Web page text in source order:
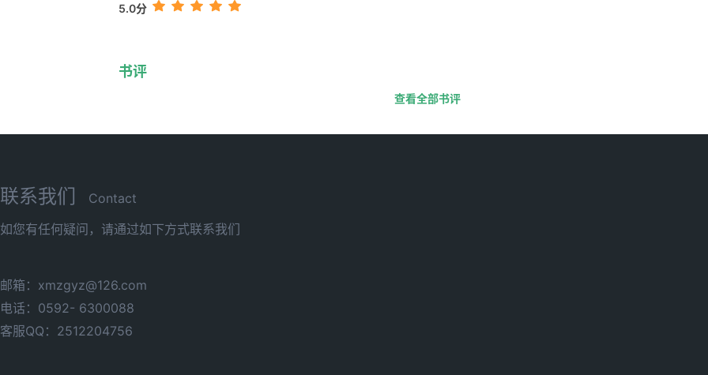
5.0分
书评
查看全部书评
联系我们
Contact
如您有任何疑问，请通过如下方式联系我们
邮箱：xmzgyz@126.com
电话：0592- 6300088
客服QQ：2512204756